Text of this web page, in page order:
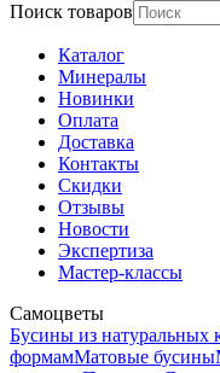
Поиск товаров
Каталог
Минералы
Новинки
Оплата
Доставка
Контакты
Скидки
Отзывы
Новости
Экспертиза
Мастер-классы
Самоцветы
Бусины из натуральных
формамМатовые бусины